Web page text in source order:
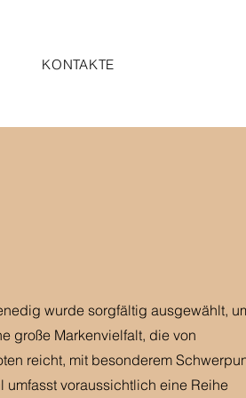
KONTAKTE
wurde sorgfältig ausgewählt,
große Markenvielfalt, die von
reicht, mit besonderem
umfasst voraussichtlich eine Reihe